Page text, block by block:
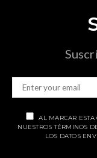
AL MARCAR
NUESTROS TÉRMINOS
LOS DATOS